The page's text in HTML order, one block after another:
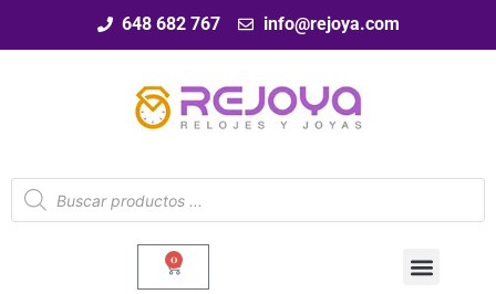
648 682 767 info@rejoya.com
0